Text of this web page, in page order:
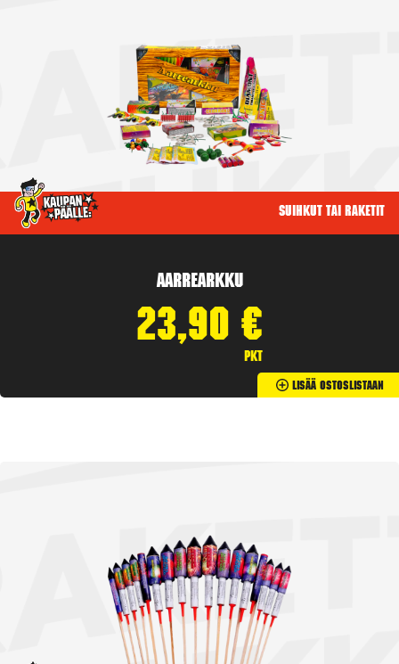
Suihkut tai raketit
Aarrearkku
23,90 €
pkt
Lisää Ostoslistaan